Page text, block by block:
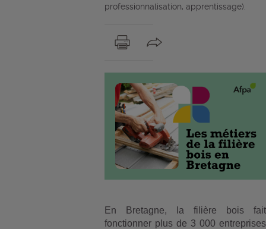
professionnalisation, apprentissage).
En Bretagne, la filière bois fait
fonctionner plus de 3 000 entreprises